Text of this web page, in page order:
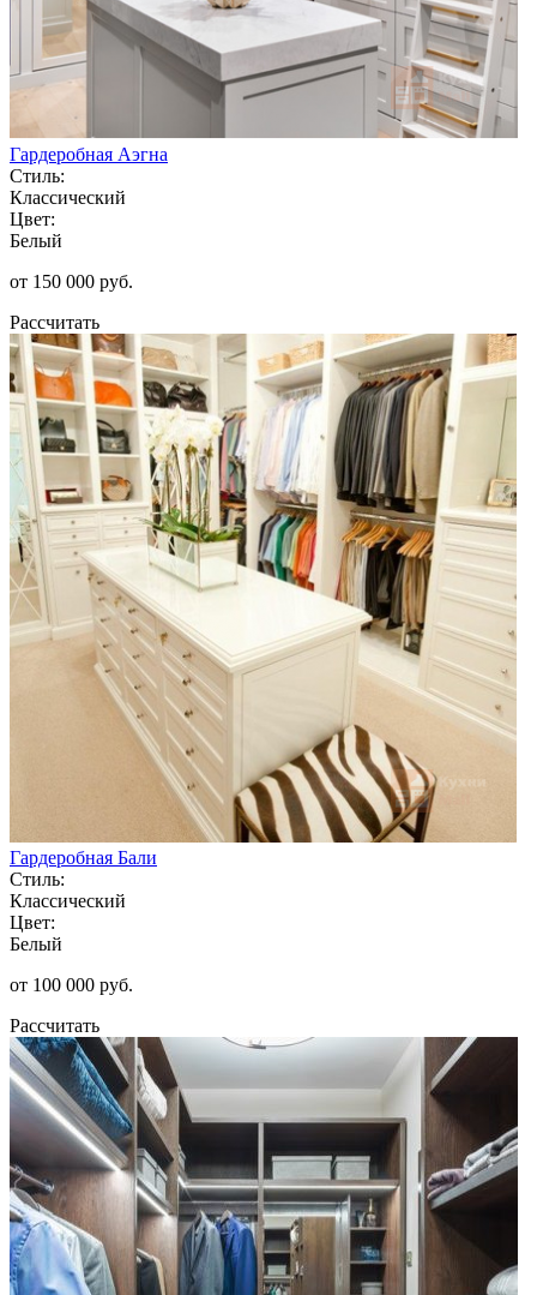
Гардеробная Аэгна
Стиль:
Классический
Цвет:
Белый
от 150 000 руб.
Рассчитать
Гардеробная Бали
Стиль:
Классический
Цвет:
Белый
от 100 000 руб.
Рассчитать